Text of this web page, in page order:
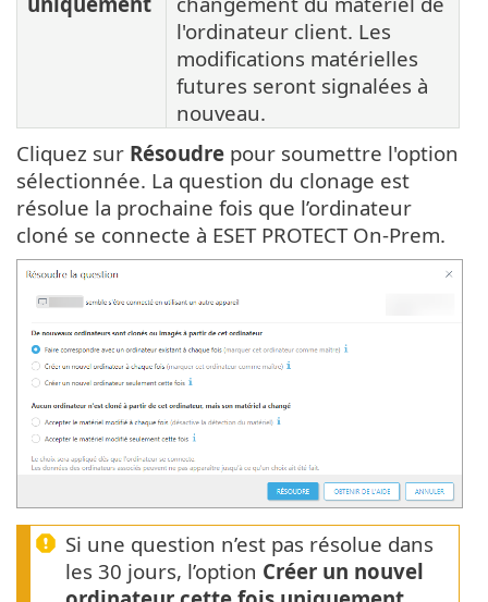
l'ordinateur client. Les
modifications matérielles
futures seront signalées à
nouveau.
Cliquez sur Résoudre pour soumettre l'option
sélectionnée. La question du clonage est
résolue la prochaine fois que l’ordinateur
cloné se connecte à ESET PROTECT On-Prem.
Si une question n’est pas résolue dans
les 30 jours, l’option Créer un nouvel